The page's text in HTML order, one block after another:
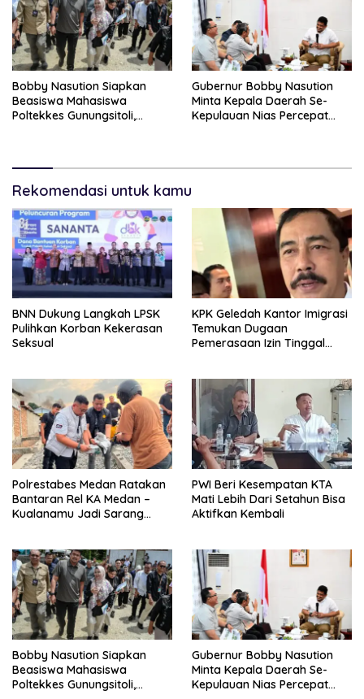
Bobby Nasution Siapkan
Beasiswa Mahasiswa
Poltekkes Gunungsitoli,
Gubernur Bobby Nasution
Minta Kepala Daerah Se-
Kepulauan Nias Percepat
Rekomendasi untuk kamu
BNN Dukung Langkah LPSK
Pulihkan Korban Kekerasan
Seksual
KPK Geledah Kantor Imigrasi
Temukan Dugaan
Pemerasaan Izin Tinggal
Polrestabes Medan Ratakan
Bantaran Rel KA Medan –
Kualanamu Jadi Sarang
Beragam Senjata Disita
PWI Beri Kesempatan KTA
Mati Lebih Dari Setahun Bisa
Aktifkan Kembali
Bobby Nasution Siapkan
Beasiswa Mahasiswa
Poltekkes Gunungsitoli,
Gubernur Bobby Nasution
Minta Kepala Daerah Se-
Kepulauan Nias Percepat